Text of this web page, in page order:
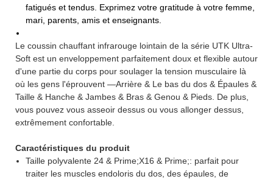
fatigués et tendus. Exprimez votre gratitude à votre femme,
mari, parents, amis et enseignants.
Le coussin chauffant infrarouge lointain de la série UTK Ultra-
Soft est un enveloppement parfaitement doux et flexible autour
d'une partie du corps pour soulager la tension musculaire là
où les gens l'éprouvent —Arrière & Le bas du dos & Épaules &
Taille & Hanche & Jambes & Bras & Genou & Pieds. De plus,
vous pouvez vous asseoir dessus ou vous allonger dessus,
extrêmement confortable.
Caractéristiques du produit
Taille polyvalente 24 & Prime;X16 & Prime;: parfait pour
traiter les muscles endoloris du dos, des épaules, de